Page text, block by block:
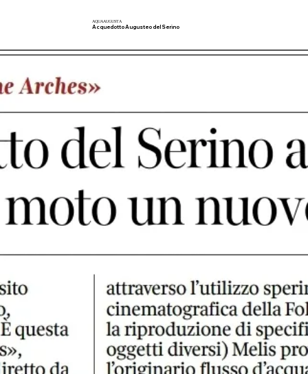
AQUAAUGUSTA
Acquedotto Augusteo del Serino